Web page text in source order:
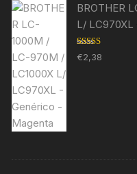
BROTHER
L/
Avaliação
5.00de 5
€2,38